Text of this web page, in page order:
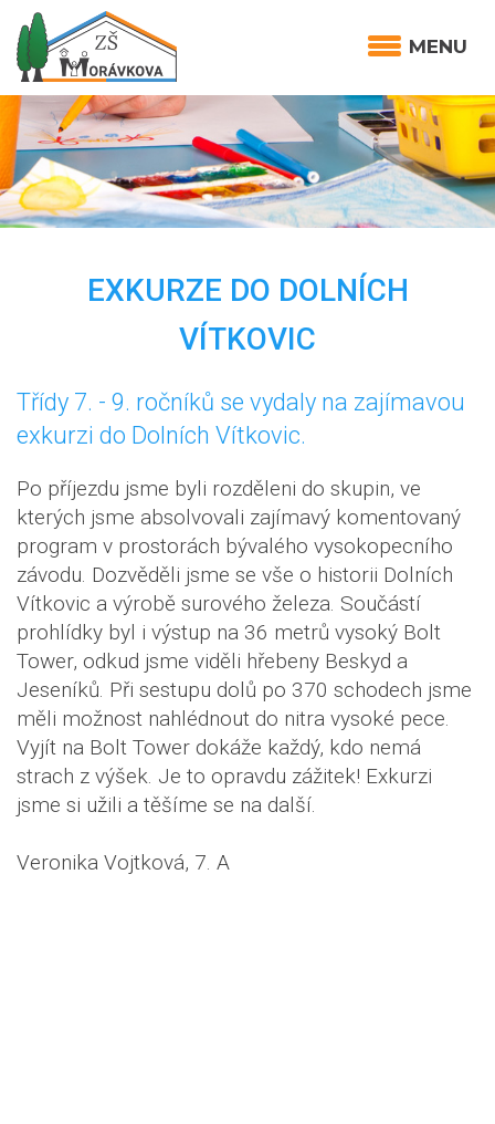
MENU
EXKURZE DO DOLNÍCH
VÍTKOVIC
Třídy 7. - 9. ročníků se vydaly na zajímavou
exkurzi do Dolních Vítkovic.
Po příjezdu jsme byli rozděleni do skupin, ve
kterých jsme absolvovali zajímavý komentovaný
program v prostorách bývalého vysokopecního
závodu. Dozvěděli jsme se vše o historii Dolních
Vítkovic a výrobě surového železa. Součástí
prohlídky byl i výstup na 36 metrů vysoký Bolt
Tower, odkud jsme viděli hřebeny Beskyd a
Jeseníků. Při sestupu dolů po 370 schodech jsme
měli možnost nahlédnout do nitra vysoké pece.
Vyjít na Bolt Tower dokáže každý, kdo nemá
strach z výšek. Je to opravdu zážitek! Exkurzi
jsme si užili a těšíme se na další.
Veronika Vojtková, 7. A